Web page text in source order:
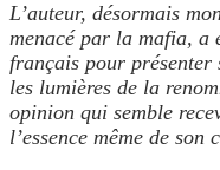
L’auteur, désormais
menacé par la mafia, a
français pour
les lumières de la
opinion qui semble
l’essence même de